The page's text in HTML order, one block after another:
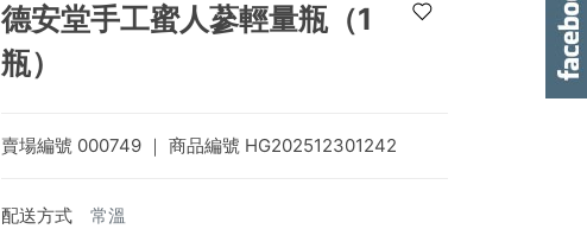
德安堂手工蜜人蔘輕量瓶（1
瓶）
賣場編號 000749｜ 商品編號 HG202512301242
配送方式 常溫